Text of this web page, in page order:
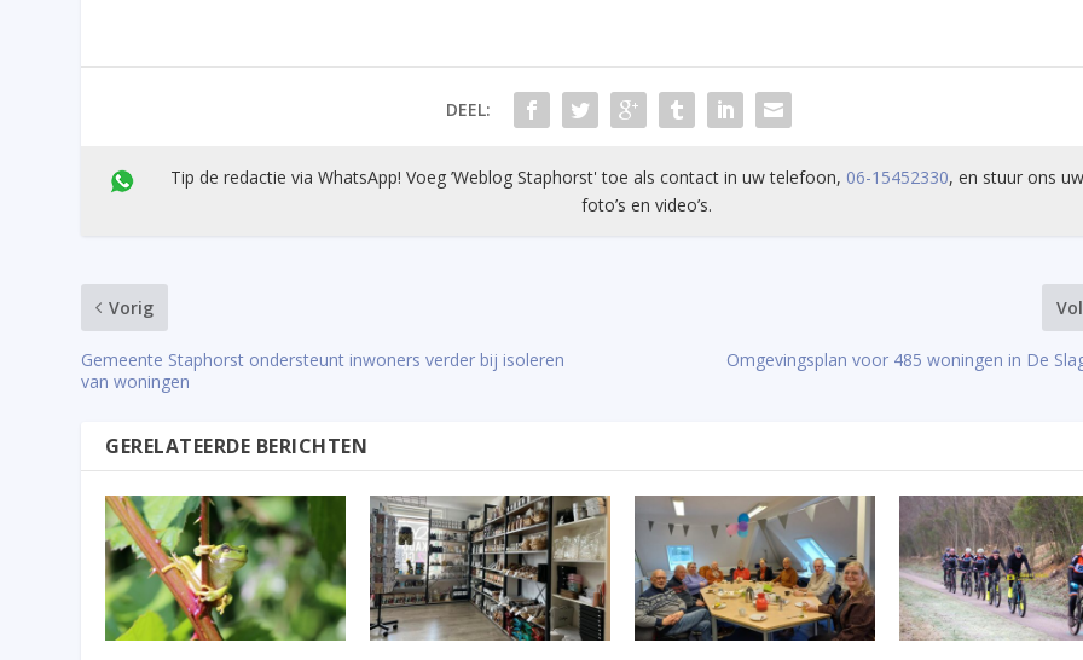
DEEL:
Tip de redactie via WhatsApp! Voeg ’Weblog Staphorst' toe als contact in uw telefoon, 06-15452330, en stuur ons
foto’s en video’s.
Vorig
Gemeente Staphorst ondersteunt inwoners verder bij isoleren
van woningen
Omgevingsplan voor 485 woningen in De
GERELATEERDE BERICHTEN